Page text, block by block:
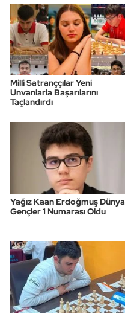
Milli Satranççılar Yeni
Unvanlarla Başarılarını
Taçlandırdı
Yağız Kaan Erdoğmuş Dünya
Gençler 1 Numarası Oldu